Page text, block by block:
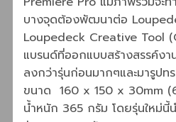
บางจุดต้องพัฒนาต่อ
Loupedeck Creative Tool
แบรนด์ที่ออกแบบสร้างสรรค์ง
ลงกว่ารุ่นก่อนมากๆและมารูปท
ขนาด 160 x 150 x 30mm
น้ำหนัก 365 กรัม โดยรุ่นใหม่นี้